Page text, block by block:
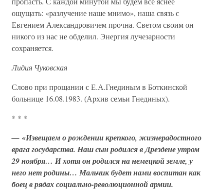
ощущать: «разлучение наше мнимо», наша связь с
Евгением Александровичем прочна. Светом своим он
никого из нас не обделил. Энергия лучезарности
сохраняется.
Лидия Чуковская
Слово пpи пpощании с Е.А.Гнединым в Боткинской
больнице 16.08.1983. (Аpхив семьи Гнединых).
* * *
— «Извещаем о рождении крепкого, жизнерадостного
врага государства. Наш сын родился в Дрездене утром
29 ноября… И хотя он родился на немецкой земле, у
него нет родины… Мальчик будет нами воспитан как
боец в рядах социально-революционной армии.